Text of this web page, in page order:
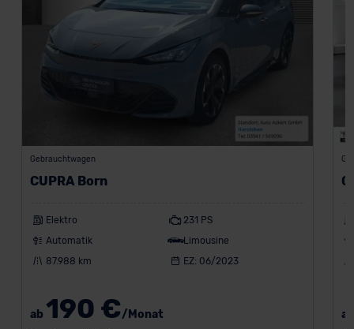
Gebrauchtwagen
CUPRA Born
Elektro
231 PS
Automatik
Limousine
87.988 km
EZ: 06/2023
ab 190 €/Monat